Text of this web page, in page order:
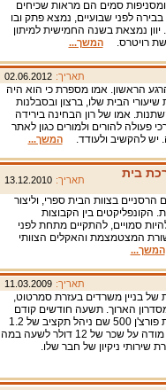
ומסניפות סמים הם מראות שכיחים
לפני שבועיים, נמצא פתק ובו
נמצאת בשנה החמישית למיתון
רשת רויטרס.המשך...
תאריך: 02.06.2012
הראשון. אמו מספרת כי הוא היה
הבית שלו, ברצון ובסבלנות
אמו של רון הבחינה בירידה
פעולה להורים ולמורים כגון לאתר
יש להקשיב ולעודד.המשך...
בית
תאריך: 13.12.2010
הרסניים בצוות הבית ספרי, וליצור
הקונפליקטים בין הקבוצות
סמויים, להתקיים מתחת לפני
המצטמצמת והאקלים הצוותי
המשך...
תאריך: 11.03.2009
של בניין משרדים בעזרת סמרטוט,
הארוך. תשעה חודשים קודם
לכן הוא איבד את עבודתו כמנהל האבטחה בחברת פורצ'ן 500 שם ניהל תקציב של 1.2
מיליון דולר והשתכר 70 אלף דולר בשנה. כעת הוא מודה על שכר של 12 דולר לשעה במה
שירותי ניקיון של חבר שלו.